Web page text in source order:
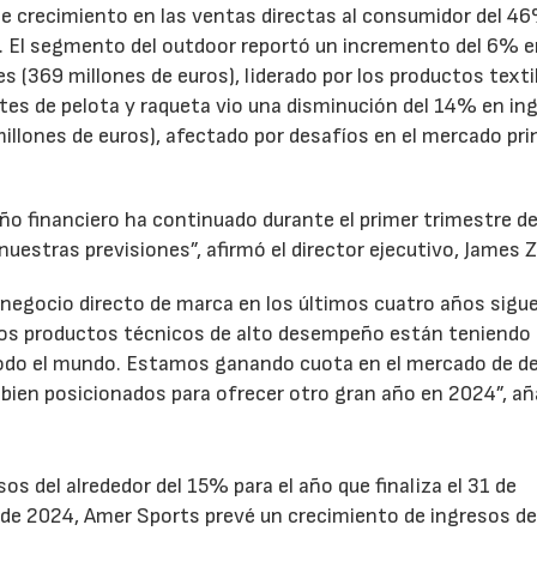
crecimiento en las ventas directas al consumidor del
segmento del outdoor reportó un incremento del 6%
(369 millones de euros), liderado por los productos
de pelota y raqueta vio una disminución del 14% en
de euros), afectado por desafíos en el mercado
financiero ha continuado durante el primer trimestre
previsiones”, afirmó el director ejecutivo, James
directo de marca en los últimos cuatro años
productos técnicos de alto desempeño están teniendo
el mundo. Estamos ganando cuota en el mercado de
posicionados para ofrecer otro gran año en 2024”,
del alrededor del 15% para el año que finaliza el 31 de
2024, Amer Sports prevé un crecimiento de ingresos de